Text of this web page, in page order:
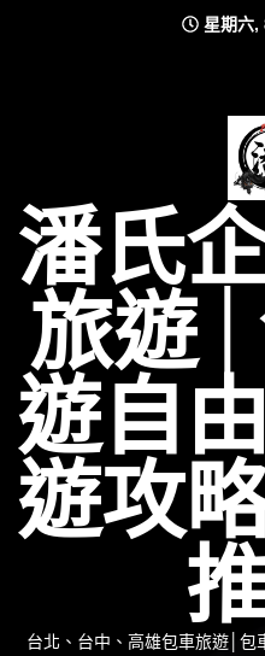
星期六,
潘氏
旅遊
遊自
遊攻
台北、台中、高雄包車旅遊│